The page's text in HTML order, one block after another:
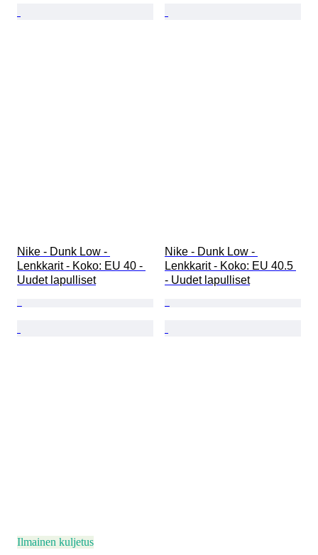
Nike - Dunk Low -
Lenkkarit - Koko: EU 40 -
Uudet lapulliset
Nike - Dunk Low -
Lenkkarit - Koko: EU 40.5
- Uudet lapulliset
Ilmainen kuljetus